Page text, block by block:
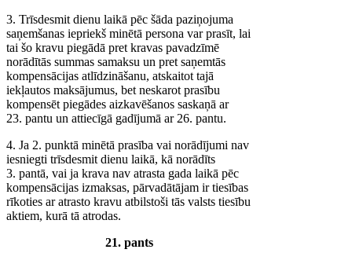
3. Trīsdesmit dienu laikā pēc šāda paziņojuma
saņemšanas iepriekš minētā persona var prasīt, lai
tai šo kravu piegādā pret kravas pavadzīmē
norādītās summas samaksu un pret saņemtās
kompensācijas atlīdzināšanu, atskaitot tajā
iekļautos maksājumus, bet neskarot prasību
kompensēt piegādes aizkavēšanos saskaņā ar
23. pantu un attiecīgā gadījumā ar 26. pantu.
4. Ja 2. punktā minētā prasība vai norādījumi nav
iesniegti trīsdesmit dienu laikā, kā norādīts
3. pantā, vai ja krava nav atrasta gada laikā pēc
kompensācijas izmaksas, pārvadātājam ir tiesības
rīkoties ar atrasto kravu atbilstoši tās valsts tiesību
aktiem, kurā tā atrodas.
21. pants